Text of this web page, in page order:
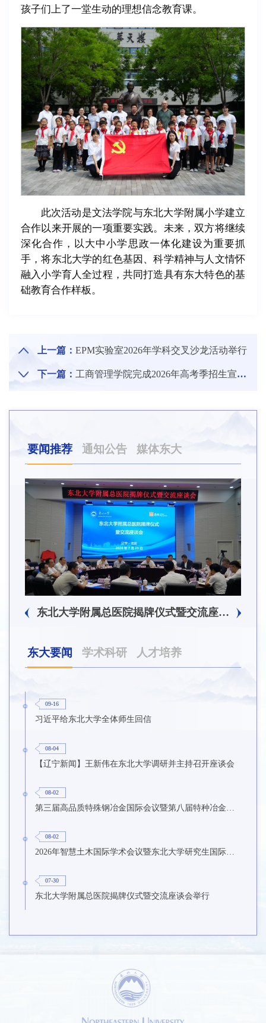
孩子们上了一堂生动的理想信念教育课。
此次活动是文法学院与东北大学附属小学建立
合作以来开展的一项重要实践。未来，双方将继续
深化合作，以大中小学思政一体化建设为重要抓
手，将东北大学的红色基因、科学精神与人文情怀
融入小学育人全过程，共同打造具有东大特色的基
础教育合作样板。
上一篇： EPM实验室2026年学科交叉沙龙活动举行
下一篇： 工商管理学院完成2026年高考季招生宣传专项工作
要闻推荐 通知公告 媒体东大
东北大学附属总医院揭牌仪式暨交流座谈会举行
东大要闻 学术科研 人才培养
09-16
习近平给东北大学全体师生回信
08-04
【辽宁新闻】王新伟在东北大学调研并主持召开座谈会
08-02
08-02
2026年智慧土木国际学术会议暨东北大学研究生国际暑期学校第九期在东北大学召开
07-30
东北大学附属总医院揭牌仪式暨交流座谈会举行